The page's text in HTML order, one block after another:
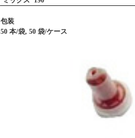
包装
50 本/袋, 50 袋/ケース